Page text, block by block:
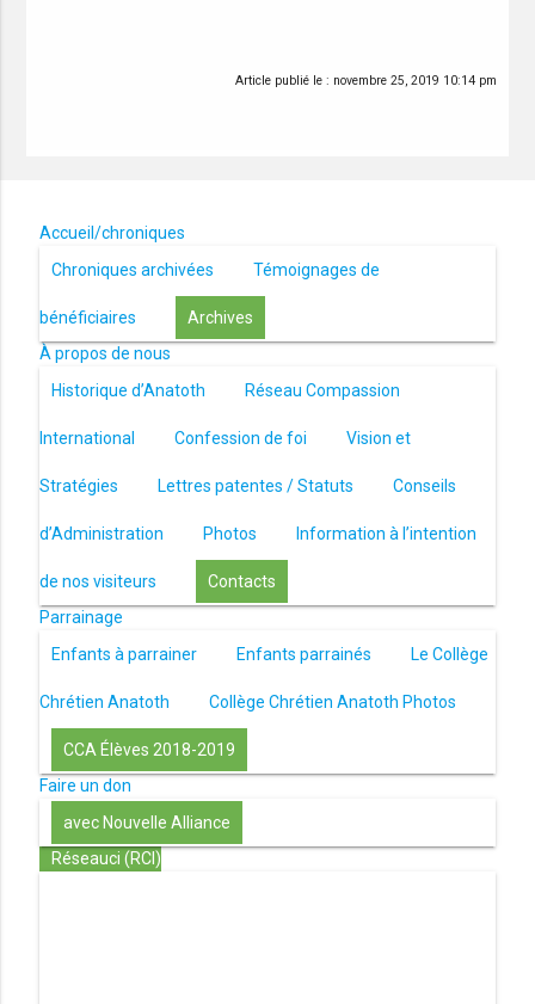
Article publié le : novembre 25, 2019 10:14 pm
Accueil/chroniques
Chroniques archivées
Témoignages de
bénéficiaires
Archives
À propos de nous
Historique d’Anatoth
Réseau Compassion
International Confession de foi Vision et
Stratégies Lettres patentes / Statuts Conseils
d’Administration Photos Information à l’intention
de nos visiteurs
Contacts
Parrainage
Enfants à parrainer
Enfants parrainés Le Collège
Chrétien Anatoth Collège Chrétien Anatoth Photos
CCA Élèves 2018-2019
Faire un don
avec Nouvelle Alliance
Réseauci (RCI)